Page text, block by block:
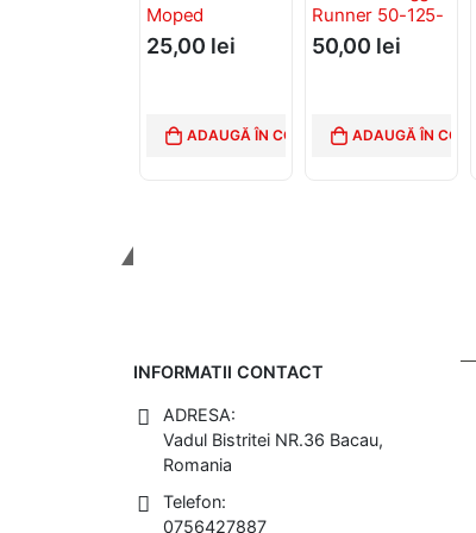
Moped
25,00 lei
ADAUGĂ ÎN COȘ
Runner 50-125-
180-200
50,00 lei
ADAUGĂ ÎN COȘ
INFORMATII CONTACT
ADRESA:
Vadul Bistritei NR.36 Bacau,
Romania
Telefon:
0756427887